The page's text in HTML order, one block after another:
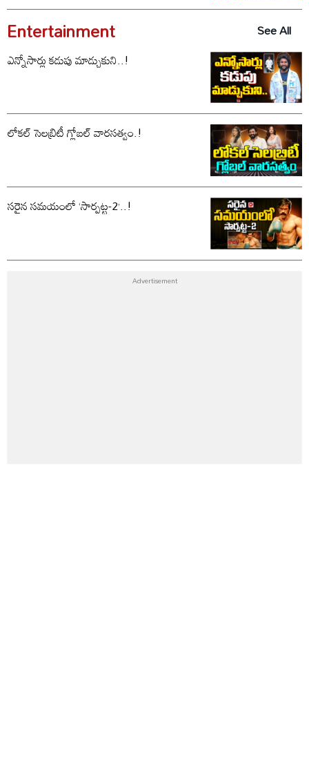
Entertainment
See All
ఎన్నోసార్లు కడుపు మాడ్చుకుని..!
లోకల్ సెలబ్రిటీ గ్లోబల్ వారసత్వం.!
సరైన సమయంలో ‘సార్పట్ట-2’..!